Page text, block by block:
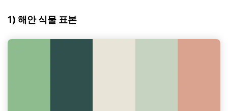
1) 해안 식물 표본